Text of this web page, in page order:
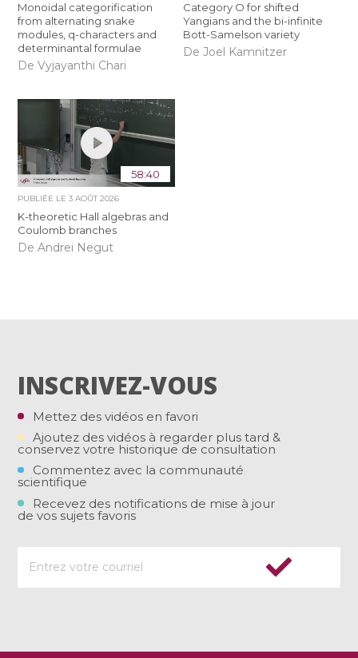
Monoidal categorification
from alternating snake
modules, q-characters and
determinantal formulae
De Vyjayanthi Chari
Category O for shifted
Yangians and the bi-infinite
Bott-Samelson variety
De Joel Kamnitzer
58:40
PUBLIÉE LE3 AOÛT 2026
K-theoretic Hall algebras and
Coulomb branches
De Andrei Negut
INSCRIVEZ-VOUS
Mettez des vidéos en favori
Ajoutez des vidéos à regarder plus tard &
conservez votre historique de consultation
Commentez avec la communauté
scientifique
Recevez des notifications de mise à jour
de vos sujets favoris